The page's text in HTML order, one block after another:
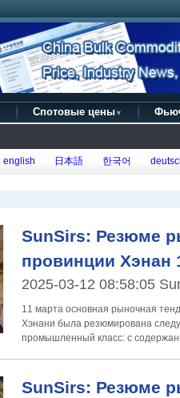
Спотовые цены ▼
english 日本語 한국어
SunSirs: Резюме
провинции Хэнан
2025-03-12 08:58:05
11 марта основная рыночная
Хэнани была резюмирована следующим
промышленный класс: с
SunSirs: Резюме